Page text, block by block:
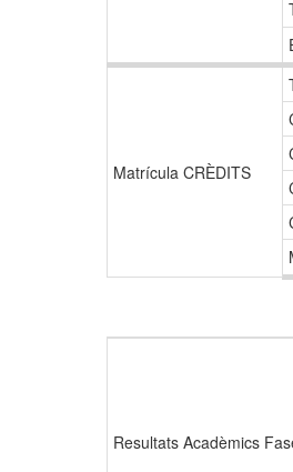
Matrícula CRÈDITS
Resultats Acadèmics